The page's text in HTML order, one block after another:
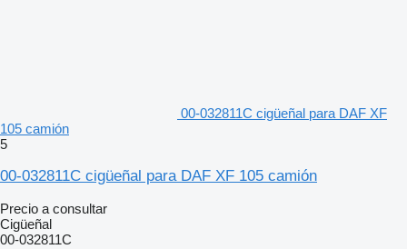
00-032811C cigüeñal para DAF XF
105 camión
5
00-032811C cigüeñal para DAF XF 105 camión
Precio a consultar
Cigüeñal
00-032811C